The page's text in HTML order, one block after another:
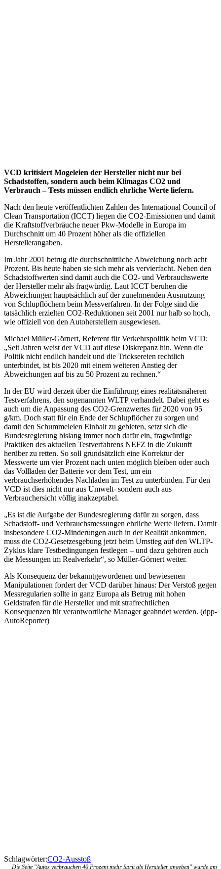
VCD kritisiert Mogeleien der Hersteller nicht nur bei
Schadstoffen, sondern auch beim Klimagas CO2 und
Verbrauch – Tests müssen endlich ehrliche Werte liefern.
Nach den heute veröffentlichten Zahlen des International Council of
Clean Transportation (ICCT) liegen die CO2-Emissionen und damit
die Kraftstoffverbräuche neuer Pkw-Modelle in Europa im
Durchschnitt um 40 Prozent höher als die offiziellen
Herstellerangaben.
Im Jahr 2001 betrug die durchschnittliche Abweichung noch acht
Prozent. Bis heute haben sie sich mehr als vervierfacht. Neben den
Schadstoffwerten sind damit auch die CO2- und Verbrauchswerte
der Hersteller mehr als fragwürdig. Laut ICCT beruhen die
Abweichungen hauptsächlich auf der zunehmenden Ausnutzung
von Schlupflöchern beim Messverfahren. In der Folge sind die
tatsächlich erzielten CO2-Reduktionen seit 2001 nur halb so hoch,
wie offiziell von den Autoherstellern ausgewiesen.
Michael Müller-Görnert, Referent für Verkehrspolitik beim VCD:
„Seit Jahren weist der VCD auf diese Diskrepanz hin. Wenn die
Politik nicht endlich handelt und die Tricksereien rechtlich
unterbindet, ist bis 2020 mit einem weiteren Anstieg der
Abweichungen auf bis zu 50 Prozent zu rechnen.“
In der EU wird derzeit über die Einführung eines realitätsnäheren
Testverfahrens, den sogenannten WLTP verhandelt. Dabei geht es
auch um die Anpassung des CO2-Grenzwertes für 2020 von 95
g/km. Doch statt für ein Ende der Schlupflöcher zu sorgen und
damit den Schummeleien Einhalt zu gebieten, setzt sich die
Bundesregierung bislang immer noch dafür ein, fragwürdige
Praktiken des aktuellen Testverfahrens NEFZ in die Zukunft
herüber zu retten. So soll grundsätzlich eine Korrektur der
Messwerte um vier Prozent nach unten möglich bleiben oder auch
das Vollladen der Batterie vor dem Test, um ein
verbrauchserhöhendes Nachladen im Test zu unterbinden. Für den
VCD ist dies nicht nur aus Umwelt- sondern auch aus
Verbrauchersicht völlig inakzeptabel.
„Es ist die Aufgabe der Bundesregierung dafür zu sorgen, dass
Schadstoff- und Verbrauchsmessungen ehrliche Werte liefern. Damit
insbesondere CO2-Minderungen auch in der Realität ankommen,
muss die CO2-Gesetzesgebung jetzt beim Umstieg auf den WLTP-
Zyklus klare Testbedingungen festlegen – und dazu gehören auch
die Messungen im Realverkehr“, so Müller-Görnert weiter.
Als Konsequenz der bekanntgewordenen und bewiesenen
Manipulationen fordert der VCD darüber hinaus: Der Verstoß gegen
Messregularien sollte in ganz Europa als Betrug mit hohen
Geldstrafen für die Hersteller und mit strafrechtlichen
Konsequenzen für verantwortliche Manager geahndet werden. (dpp-
AutoReporter)
Schlagwörter:CO2-Ausstoß
Die Seite "Autos verbrauchen 40 Prozent mehr Sprit als Hersteller angeben" wurde am